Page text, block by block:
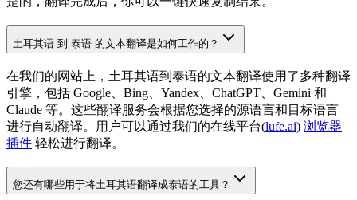
土耳其语 到 泰语 的文本翻译是如何工作的？
在我们的网站上，土耳其语到泰语的文本翻译使用了多种翻译
引擎，包括 Google、Bing、Yandex、ChatGPT、Gemini 和
Claude 等。这些翻译服务会根据您选择的源语言和目标语言
进行自动翻译。用户可以通过我们的在线平台(lufe.ai) 浏览器
插件 轻松进行翻译。
您还有哪些用于将土耳其语翻译成泰语的工具？